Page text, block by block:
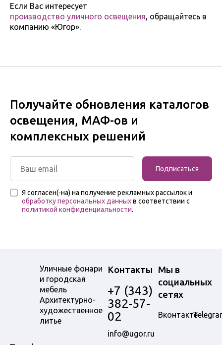
Если Вас интересует
производство уличного освещения, обращайтесь в
компанию «Югор».
Получайте обновления каталогов
освещения, МАФ-ов и
комплексных решений
Подписаться
Я согласен(-на) на получение рекламных рассылок и
обработку персональных данныхв соответствии с
политикой конфиденциальности.
Уличные фонари
и городская
мебель
Архитектурно-
художественное
литье
Контакты
+7 (343)
382-57-
02
info@ugor.ru
Мы в
социальных
сетях
Вконтакте